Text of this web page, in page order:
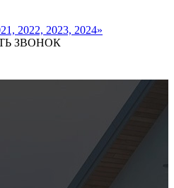
2022, 2023, 2024»
ЗВОНОК